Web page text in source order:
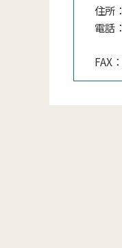
住所：
電話：
FAX：